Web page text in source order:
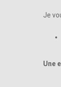
Je
Une